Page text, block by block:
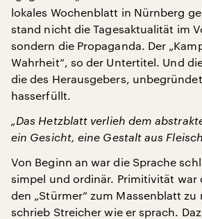
lokales Wochenblatt in Nürnberg
stand nicht die Tagesaktualität im
sondern die Propaganda. Der
Wahrheit“, so der Untertitel. Und
die des Herausgebers,
hasserfüllt.
„Das Hetzblatt verlieh dem
ein Gesicht, eine Gestalt aus
Von Beginn an war die Sprache
simpel und ordinär. Primitivität war
den „Stürmer“ zum Massenblatt zu
schrieb Streicher wie er sprach.